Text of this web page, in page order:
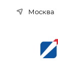
Москва